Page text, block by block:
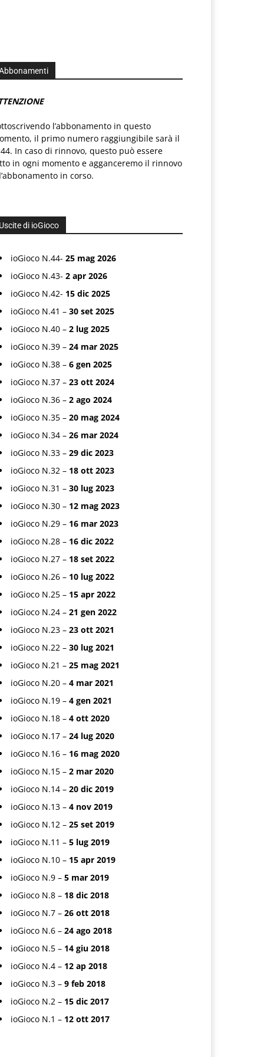
l’abbonamento in questo
il primo numero raggiungibile sarà il
In caso di rinnovo, questo può essere
in ogni momento e agganceremo il rinnovo
in corso.
Uscite di ioGioco
ioGioco N.44- 25 mag 2026
ioGioco N.43- 2 apr 2026
ioGioco N.42- 15 dic 2025
ioGioco N.41 – 30 set 2025
ioGioco N.40 – 2 lug 2025
ioGioco N.39 – 24 mar 2025
ioGioco N.38 – 6 gen 2025
ioGioco N.37 – 23 ott 2024
ioGioco N.36 – 2 ago 2024
ioGioco N.35 – 20 mag 2024
ioGioco N.34 – 26 mar 2024
ioGioco N.33 – 29 dic 2023
ioGioco N.32 – 18 ott 2023
ioGioco N.31 – 30 lug 2023
ioGioco N.30 – 12 mag 2023
ioGioco N.29 – 16 mar 2023
ioGioco N.28 – 16 dic 2022
ioGioco N.27 – 18 set 2022
ioGioco N.26 – 10 lug 2022
ioGioco N.25 – 15 apr 2022
ioGioco N.24 – 21 gen 2022
ioGioco N.23 – 23 ott 2021
ioGioco N.22 – 30 lug 2021
ioGioco N.21 – 25 mag 2021
ioGioco N.20 – 4 mar 2021
ioGioco N.19 – 4 gen 2021
ioGioco N.18 – 4 ott 2020
ioGioco N.17 – 24 lug 2020
ioGioco N.16 – 16 mag 2020
ioGioco N.15 – 2 mar 2020
ioGioco N.14 – 20 dic 2019
ioGioco N.13 – 4 nov 2019
ioGioco N.12 – 25 set 2019
ioGioco N.11 – 5 lug 2019
ioGioco N.10 – 15 apr 2019
ioGioco N.9 – 5 mar 2019
ioGioco N.8 – 18 dic 2018
ioGioco N.7 – 26 ott 2018
ioGioco N.6 – 24 ago 2018
ioGioco N.5 – 14 giu 2018
ioGioco N.4 – 12 ap 2018
ioGioco N.3 – 9 feb 2018
ioGioco N.2 – 15 dic 2017
ioGioco N.1 – 12 ott 2017